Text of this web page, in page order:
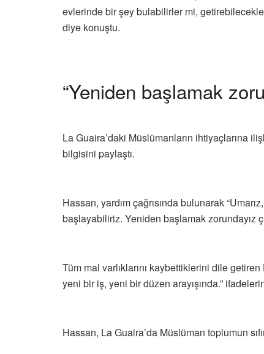
evlerinde bir şey bulabilirler mi,
diye konuştu.
“Yeniden başlamak
La Guaira’daki Müslümanların ihtiyaçlarına
bilgisini paylaştı.
Hassan, yardım çağrısında bulunarak
başlayabiliriz. Yeniden başlamak zorundayız
Tüm mal varlıklarını kaybettiklerini dile
yeni bir iş, yeni bir düzen arayışında.”
Hassan, La Guaira’da Müslüman toplumun